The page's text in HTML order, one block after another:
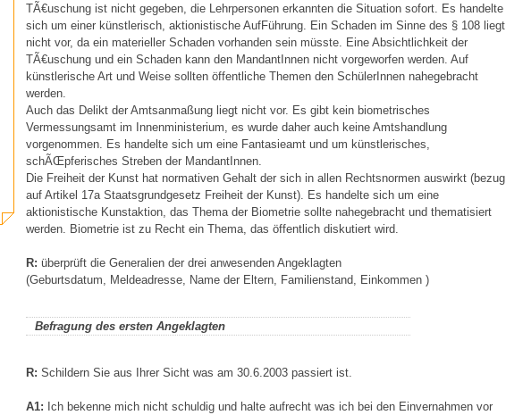
TÃ€uschung ist nicht gegeben, die Lehrpersonen erkannten die Situation sofort. Es handelte
sich um einer künstlerisch, aktionistische AufFührung. Ein Schaden im Sinne des § 108 liegt
nicht vor, da ein materieller Schaden vorhanden sein müsste. Eine Absichtlichkeit der
TÃ€uschung und ein Schaden kann den MandantInnen nicht vorgeworfen werden. Auf
künstlerische Art und Weise sollten öffentliche Themen den SchülerInnen nahegebracht
werden.
Auch das Delikt der Amtsanmaßung liegt nicht vor. Es gibt kein biometrisches
Vermessungsamt im Innenministerium, es wurde daher auch keine Amtshandlung
vorgenommen. Es handelte sich um eine Fantasieamt und um künstlerisches,
schÃŒpferisches Streben der MandantInnen.
Die Freiheit der Kunst hat normativen Gehalt der sich in allen Rechtsnormen auswirkt (bezug
auf Artikel 17a Staatsgrundgesetz Freiheit der Kunst). Es handelte sich um eine
aktionistische Kunstaktion, das Thema der Biometrie sollte nahegebracht und thematisiert
werden. Biometrie ist zu Recht ein Thema, das öffentlich diskutiert wird.
R: überprüft die Generalien der drei anwesenden Angeklagten
(Geburtsdatum, Meldeadresse, Name der Eltern, Familienstand, Einkommen )
Befragung des ersten Angeklagten
R: Schildern Sie aus Ihrer Sicht was am 30.6.2003 passiert ist.
A1: Ich bekenne mich nicht schuldig und halte aufrecht was ich bei den Einvernahmen vor